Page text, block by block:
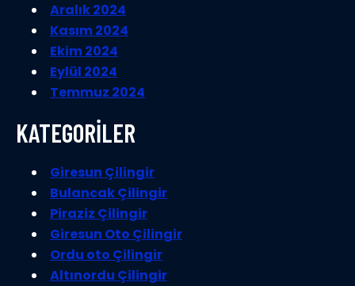
Aralık 2024
Kasım 2024
Ekim 2024
Eylül 2024
Temmuz 2024
KATEGORİLER
Giresun Çilingir
Bulancak Çilingir
Piraziz Çilingir
Giresun Oto Çilingir
Ordu oto Çilingir
Altınordu Çilingir